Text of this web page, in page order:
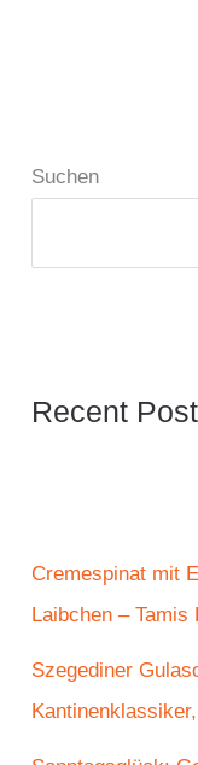
Suchen
Recent
Cremespinat mit
Laibchen – Tamis
Szegediner